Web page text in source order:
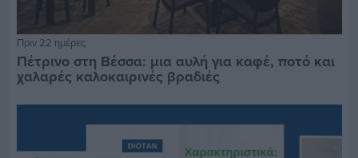
Πριν 22 ημέρες
Πέτρινο στη Βέσσα: μια αυλή για καφέ, ποτό και
χαλαρές καλοκαιρινές βραδιές